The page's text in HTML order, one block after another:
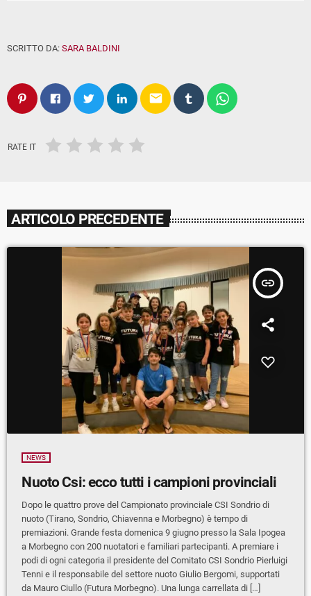
SCRITTO DA: SARA BALDINI
email
RATE IT
ARTICOLO PRECEDENTE
insert_link
NEWS
Nuoto Csi: ecco tutti i campioni provinciali
Dopo le quattro prove del Campionato provinciale CSI Sondrio di
nuoto (Tirano, Sondrio, Chiavenna e Morbegno) è tempo di
premiazioni. Grande festa domenica 9 giugno presso la Sala Ipogea
a Morbegno con 200 nuotatori e familiari partecipanti. A premiare i
podi di ogni categoria il presidente del Comitato CSI Sondrio Pierluigi
Tenni e il responsabile del settore nuoto Giulio Bergomi, supportati
da Mauro Ciullo (Futura Morbegno). Una lunga carrellata di […]